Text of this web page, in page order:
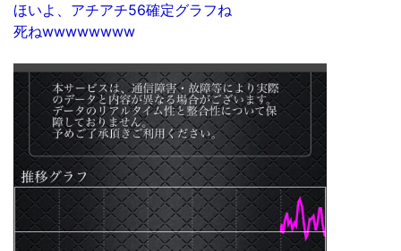
ほいよ、アチアチ56確定グラフね
死ねwwwwwwww